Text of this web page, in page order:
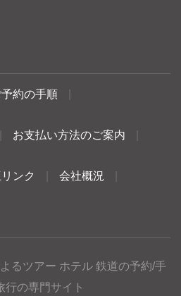
予約の手順
お支払い方法のご案内
ンク 会社概況
るツアー ホテル 鉄道の予約/手
行の専門サイト